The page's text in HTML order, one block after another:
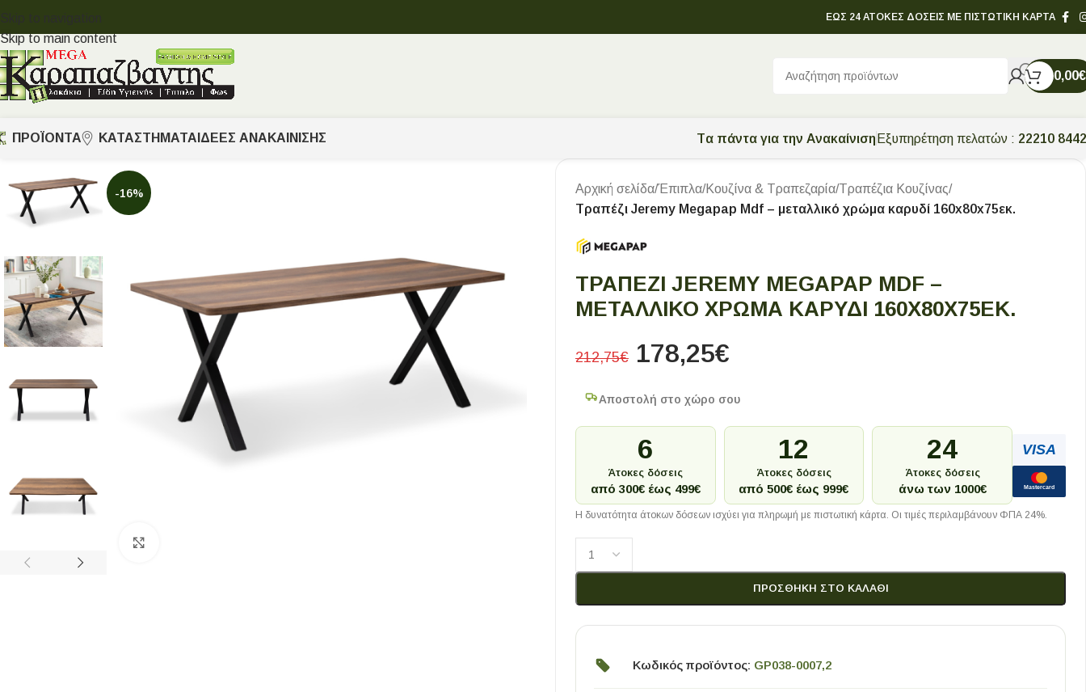
Skip to navigation
Skip to main content
ΕΩΣ 24 ΑΤΟΚΕΣ ΔΟΣΕΙΣ ΜΕ ΠΙΣΤΩΤΙΚΗ ΚΑΡΤΑ
0,00€
ΠΡΟΪΟΝΤΑ ΚΑΤΑΣΤΗΜΑΤΑ ΙΔΈΕΣ ΑΝΑΚΑΊΝΙΣΗΣ Tα πάντα για την Ανακαίνιση Εξυπηρέτηση πελατών : 22210
-16% Αρχική σελίδα/Έπιπλα/Κουζίνα & Τραπεζαρία/Τραπέζια Κουζίνας/
Τραπέζι Jeremy Megapap Mdf – μεταλλικό χρώμα καρυδί 160x80x75εκ.
ΤΡΑΠΈΖΙ JEREMY MEGAPAP MDF –
ΜΕΤΑΛΛΙΚΌ ΧΡΏΜΑ ΚΑΡΥΔΊ 160X80X75ΕΚ.
212,75€ 178,25€
Αποστολή στο χώρο σου
6
Άτοκες δόσεις
από 300€ έως 499€
12
Άτοκες δόσεις
από 500€ έως 999€
24
Άτοκες δόσεις
άνω των 1000€
VISA
Mastercard
Η δυνατότητα άτοκων δόσεων ισχύει για πληρωμή με πιστωτική κάρτα. Οι τιμές περιλαμβάνουν ΦΠΑ 24%.
ΠΡΟΣΘΉΚΗ ΣΤΟ ΚΑΛΆΘΙ
Κωδικός προϊόντος: GP038-0007,2